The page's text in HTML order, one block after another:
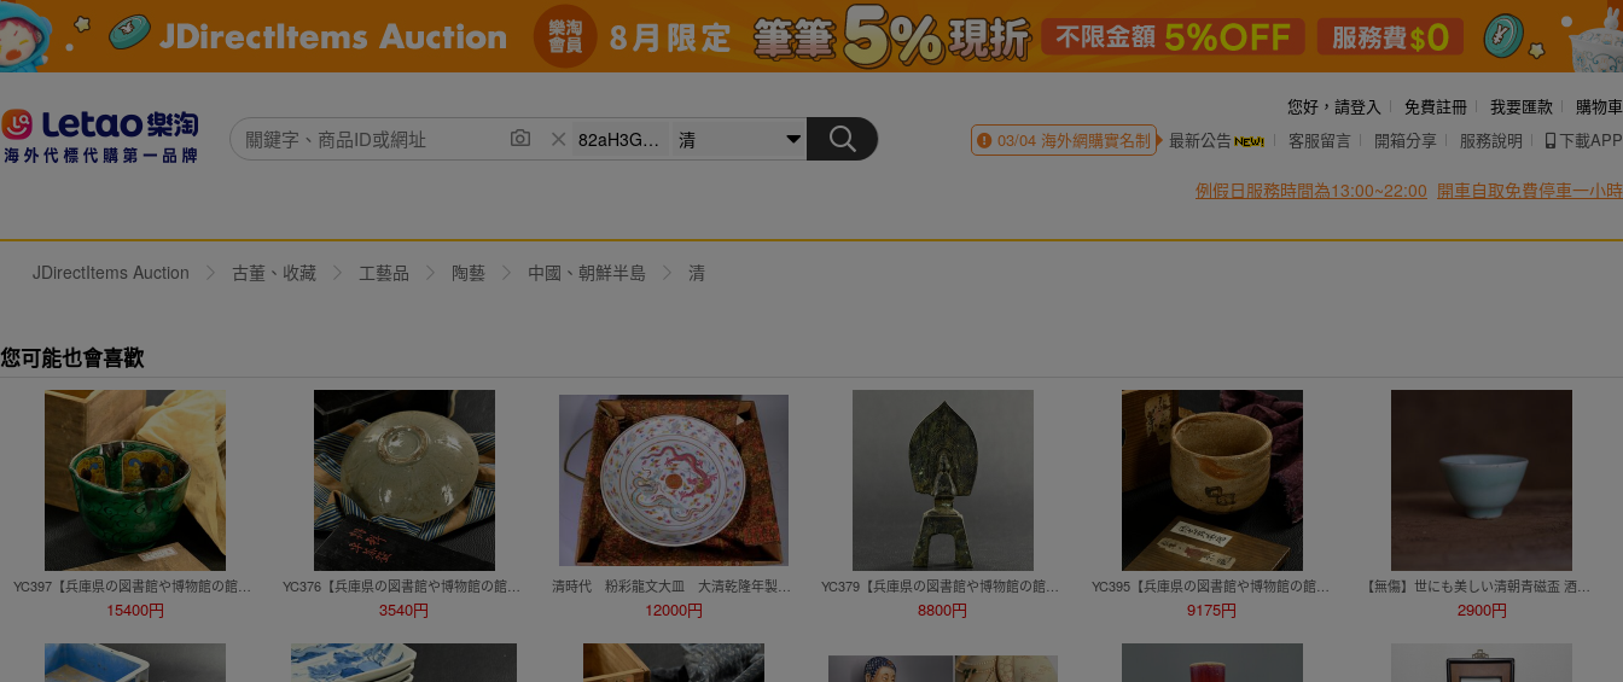
您好， 請登入 免費註冊 我要匯款
購物車
03/04海外網購實名制 最新公告 客服留言 開箱分享 服務說明 下載APP
例假日服務時間為13:00~22:00 開車自取免費停車一小時
JDirectItems Auction 古董、收藏 工藝品 陶藝 中國、朝鮮半島 清
您可能也會喜歡
15400円 3540円 12000円 8800円
YC395【兵庫県の図書館や博物館の館長を歴任された歴史研究家遺族委託品】日本美術 桃山時代 古志野絵志野茶碗 茶道具 伝来品
9175円
【無傷】世にも美しい清朝青磁盃 酒器 酒盃 ぐい呑み 向付薬味茶道具古民藝骨董検朝鮮粉青砂器高麗中国美術鍋島龍泉窯李朝古伊万里蕎麦猪口
2900円